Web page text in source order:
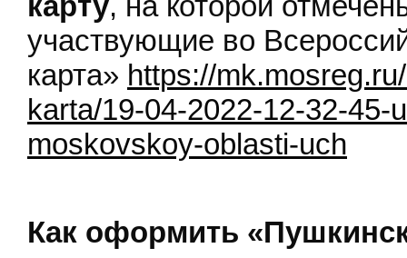
участвующие во
карта» https://
karta/19-04-2022-12-32-
moskovskoy-oblasti-uch
Как оформить